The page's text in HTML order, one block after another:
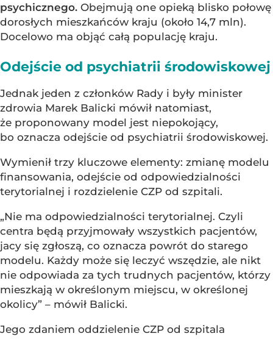
psychicznego. Obejmują one opieką blisko połowę
dorosłych mieszkańców kraju (około 14,7 mln).
Docelowo ma objąć całą populację kraju.
Odejście od psychiatrii środowiskowej
Jednak jeden z członków Rady i były minister
zdrowia Marek Balicki mówił natomiast,
że proponowany model jest niepokojący,
bo oznacza odejście od psychiatrii środowiskowej.
Wymienił trzy kluczowe elementy: zmianę modelu
finansowania, odejście od odpowiedzialności
terytorialnej i rozdzielenie CZP od szpitali.
„Nie ma odpowiedzialności terytorialnej. Czyli
centra będą przyjmowały wszystkich pacjentów,
jacy się zgłoszą, co oznacza powrót do starego
modelu. Każdy może się leczyć wszędzie, ale nikt
nie odpowiada za tych trudnych pacjentów, którzy
mieszkają w określonym miejscu, w określonej
okolicy” – mówił Balicki.
Jego zdaniem oddzielenie CZP od szpitala